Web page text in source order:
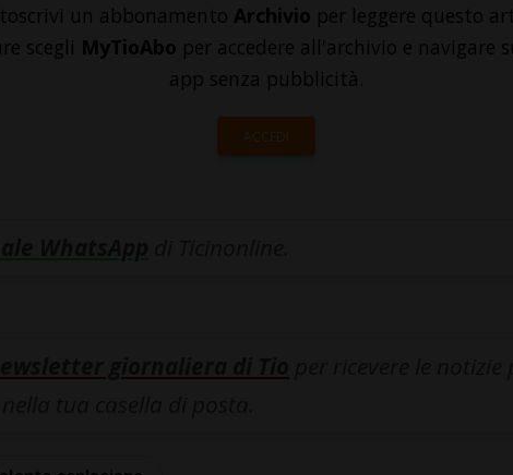
un abbonamento Archivio per leggere questo
scegli MyTioAbo per accedere all'archivio e navigare
app senza pubblicità.
ACCEDI